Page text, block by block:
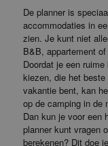
De planner is
accommodaties in
zien. Je kunt niet
B&B, appartement
Doordat je een
kiezen, die het
vakantie bent, kan
op de camping in de
Dan kun je voor een
planner kunt vragen
berekenen? Dit doe